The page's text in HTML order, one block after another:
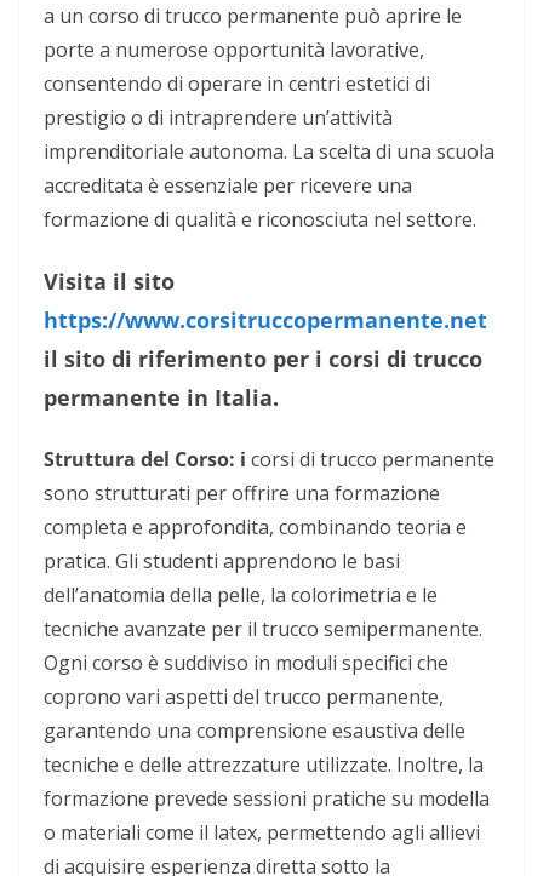
a un corso di trucco permanente può aprire le
porte a numerose opportunità lavorative,
consentendo di operare in centri estetici di
prestigio o di intraprendere un’attività
imprenditoriale autonoma. La scelta di una scuola
accreditata è essenziale per ricevere una
formazione di qualità e riconosciuta nel settore.
Visita il sito
https://www.corsitruccopermanente.net
il sito di riferimento per i corsi di trucco
permanente in Italia.
Struttura del Corso: i corsi di trucco permanente
sono strutturati per offrire una formazione
completa e approfondita, combinando teoria e
pratica. Gli studenti apprendono le basi
dell’anatomia della pelle, la colorimetria e le
tecniche avanzate per il trucco semipermanente.
Ogni corso è suddiviso in moduli specifici che
coprono vari aspetti del trucco permanente,
garantendo una comprensione esaustiva delle
tecniche e delle attrezzature utilizzate. Inoltre, la
formazione prevede sessioni pratiche su modella
o materiali come il latex, permettendo agli allievi
di acquisire esperienza diretta sotto la